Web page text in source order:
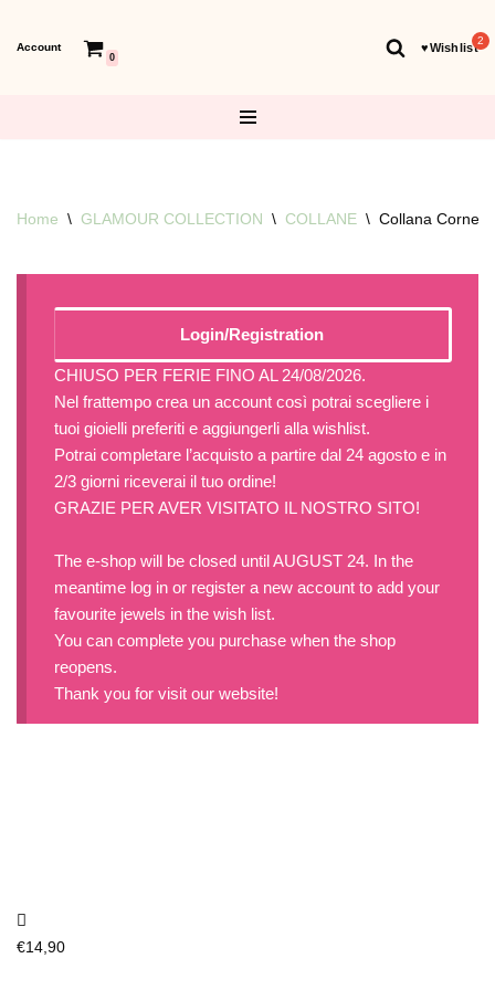
Account
0
♥︎Wishlist
Home \ GLAMOUR COLLECTION \ COLLANE \ Collana Cornetti
Login/Registration
CHIUSO PER FERIE FINO AL 24/08/2026.
Nel frattempo crea un account così potrai scegliere i
tuoi gioielli preferiti e aggiungerli alla wishlist.
Potrai completare l’acquisto a partire dal 24 agosto e in
2/3 giorni riceverai il tuo ordine!
GRAZIE PER AVER VISITATO IL NOSTRO SITO!
The e-shop will be closed until AUGUST 24. In the
meantime log in or register a new account to add your
favourite jewels in the wish list.
You can complete you purchase when the shop
reopens.
Thank you for visit our website!
€14,90